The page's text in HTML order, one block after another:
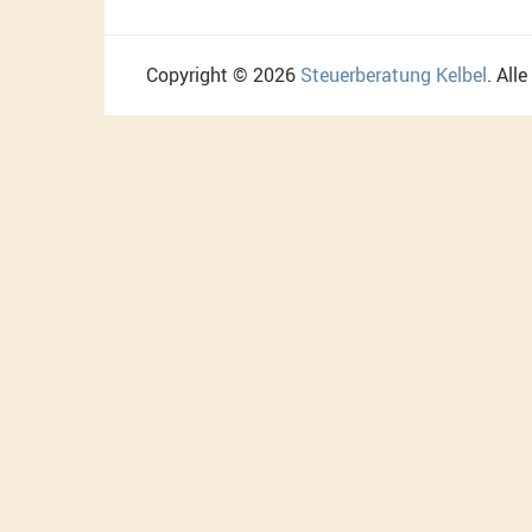
Copyright © 2026 Steuerberatung Kelbel.